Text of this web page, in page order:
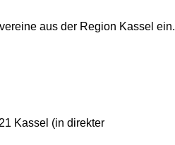
aus der Region Kassel ein.
Kassel (in direkter